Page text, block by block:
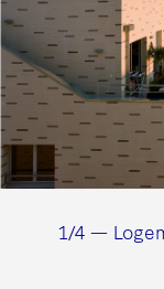
1/4 —